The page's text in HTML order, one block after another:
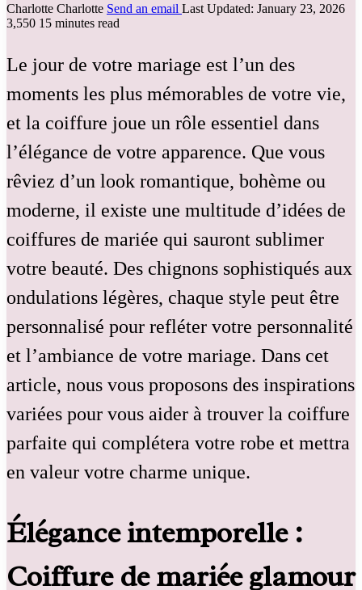
Charlotte Charlotte Send an email Last Updated: January 23, 2026
3,550 15 minutes read
Le jour de votre mariage est l’un des
moments les plus mémorables de votre vie,
et la coiffure joue un rôle essentiel dans
l’élégance de votre apparence. Que vous
rêviez d’un look romantique, bohème ou
moderne, il existe une multitude d’idées de
coiffures de mariée qui sauront sublimer
votre beauté. Des chignons sophistiqués aux
ondulations légères, chaque style peut être
personnalisé pour refléter votre personnalité
et l’ambiance de votre mariage. Dans cet
article, nous vous proposons des inspirations
variées pour vous aider à trouver la coiffure
parfaite qui complétera votre robe et mettra
en valeur votre charme unique.
Élégance intemporelle :
Coiffure de mariée glamour